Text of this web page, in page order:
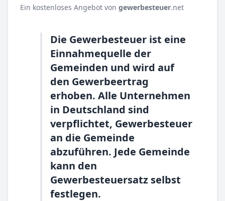
Ein kostenloses Angebot von gewerbesteuer.net
Die Gewerbesteuer ist eine
Einnahmequelle der
Gemeinden und wird auf
den Gewerbeertrag
erhoben. Alle Unternehmen
in Deutschland sind
verpflichtet, Gewerbesteuer
an die Gemeinde
abzuführen. Jede Gemeinde
kann den
Gewerbesteuersatz selbst
festlegen.